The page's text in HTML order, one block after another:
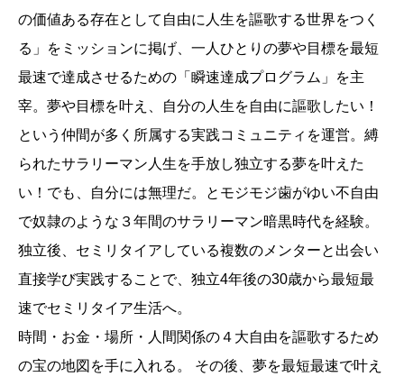
の価値ある存在として自由に人生を謳歌する世界をつく
る」をミッションに掲げ、一人ひとりの夢や目標を最短
最速で達成させるための「瞬速達成プログラム」を主
宰。夢や目標を叶え、自分の人生を自由に謳歌したい！
という仲間が多く所属する実践コミュニティを運営。縛
られたサラリーマン人生を手放し独立する夢を叶えた
い！でも、自分には無理だ。とモジモジ歯がゆい不自由
で奴隷のような３年間のサラリーマン暗黒時代を経験。
独立後、セミリタイアしている複数のメンターと出会い
直接学び実践することで、独立4年後の30歳から最短最
速でセミリタイア生活へ。
時間・お金・場所・人間関係の４大自由を謳歌するため
の宝の地図を手に入れる。 その後、夢を最短最速で叶え